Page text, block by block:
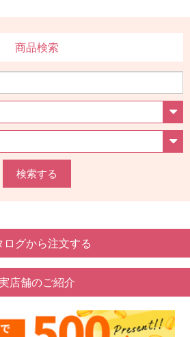
商品検索
検索する
ログから注文する
店舗のご紹介